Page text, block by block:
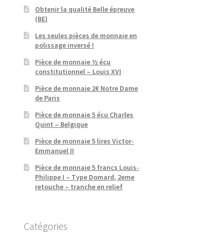
Obtenir la qualité Belle épreuve
(BE)
Les seules pièces de monnaie en
polissage inversé !
Pièce de monnaie ½ écu
constitutionnel – Louis XVI
Pièce de monnaie 2€ Notre Dame
de Paris
Pièce de monnaie 5 écu Charles
Quint – Belgique
Pièce de monnaie 5 lires Victor-
Emmanuel II
Pièce de monnaie 5 francs Louis-
Philippe I – Type Domard, 2eme
retouche – tranche en relief
Catégories